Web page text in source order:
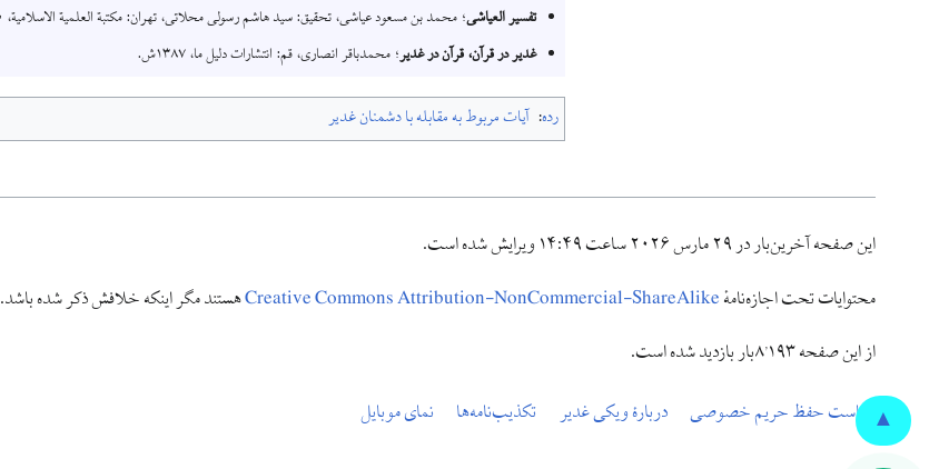
تفسير العياشى؛ محمد بن مسعود عیاشی، تحقیق: سید هاشم رسولی محلاتی، تهران: مکتبة العلمية الاسلامیة، ۱۳۸۰ق.
غدیر در قرآن، قرآن در غدیر؛ محمدباقر انصاری، قم: انتشارات دلیل ما، ۱۳۸۷ش.
رده: آیات مربوط به مقابله با دشمنان غدیر
▲
این صفحه آخرین‌بار در ‏۲۹ مارس ۲۰۲۶ ساعت ‏۱۴:۴۹ ویرایش شده است.
محتوایات تحت اجازه‌نامهٔCreative Commons Attribution-NonCommercial-ShareAlikeهستند مگر اینکه خلافش ذکر شده باشد.
از این صفحه ۸٬۱۹۳بار بازدید شده است.
سیاست حفظ حریم خصوصی
دربارهٔ ویکی غدیر تکذیب‌نامه‌ها نمای موبایل